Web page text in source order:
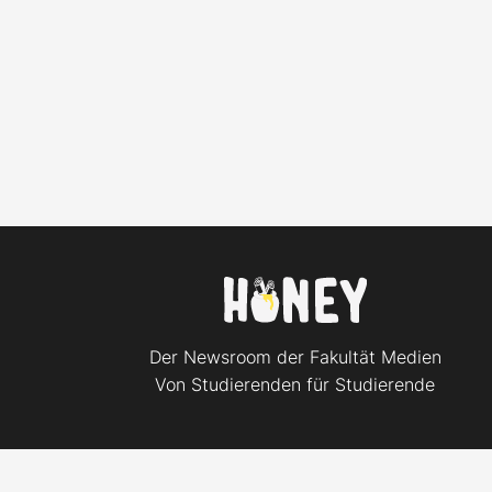
Der Newsroom der Fakultät Medien
Von Studierenden für Studierende